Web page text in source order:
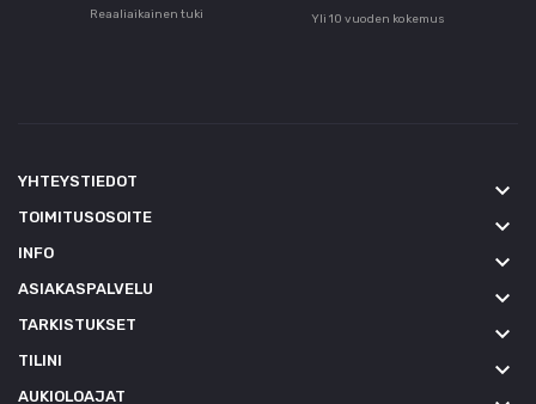
Reaaliaikainen tuki Yli 10 vuoden kokemus
YHTEYSTIEDOT keyboard_arrow_down
TOIMITUSOSOITE keyboard_arrow_down
INFO keyboard_arrow_down
ASIAKASPALVELU keyboard_arrow_down
TARKISTUKSET keyboard_arrow_down
TILINI keyboard_arrow_down
AUKIOLOAJAT